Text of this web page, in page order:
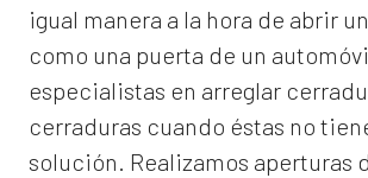
igual manera a la hora de abrir
como una puerta de un
especialistas en arreglar
cerraduras cuando éstas no
solución. Realizamos aperturas